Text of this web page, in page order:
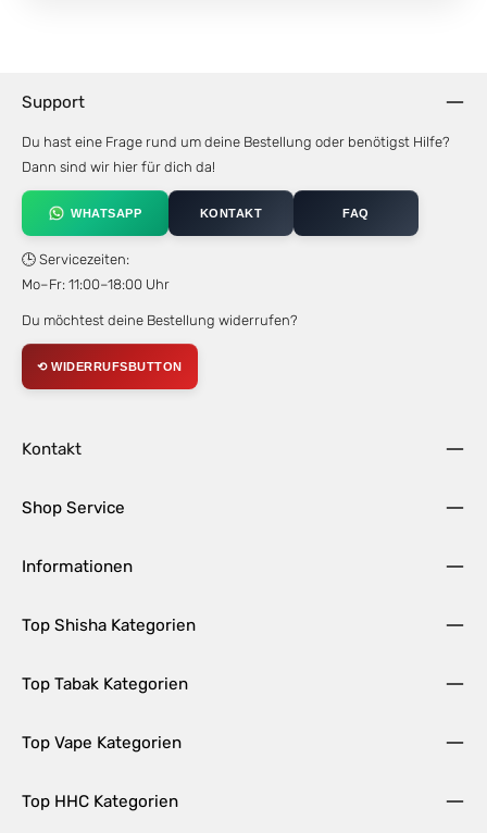
Support
Du hast eine Frage rund um deine Bestellung oder benötigst Hilfe?
Dann sind wir hier für dich da!
WHATSAPP KONTAKT FAQ
🕒 Servicezeiten:
Mo–Fr: 11:00–18:00 Uhr
Du möchtest deine Bestellung widerrufen?
⟲ WIDERRUFSBUTTON
Kontakt
Shop Service
Informationen
Top Shisha Kategorien
Top Tabak Kategorien
Top Vape Kategorien
Top HHC Kategorien